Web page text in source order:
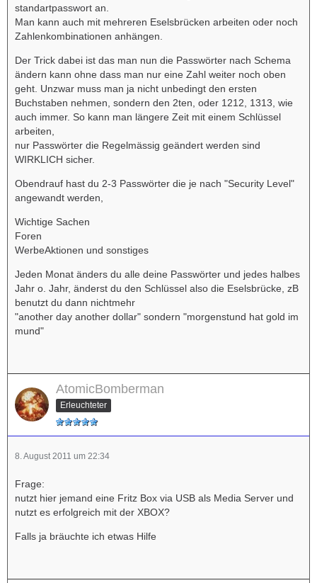
standartpasswort an.
Man kann auch mit mehreren Eselsbrücken arbeiten oder noch
Zahlenkombinationen anhängen.
Der Trick dabei ist das man nun die Passwörter nach Schema
ändern kann ohne dass man nur eine Zahl weiter noch oben
geht. Unzwar muss man ja nicht unbedingt den ersten
Buchstaben nehmen, sondern den 2ten, oder 1212, 1313, wie
auch immer. So kann man längere Zeit mit einem Schlüssel
arbeiten,
nur Passwörter die Regelmässig geändert werden sind
WIRKLICH sicher.
Obendrauf hast du 2-3 Passwörter die je nach "Security Level"
angewandt werden,
Wichtige Sachen
Foren
WerbeAktionen und sonstiges
Jeden Monat änders du alle deine Passwörter und jedes halbes
Jahr o. Jahr, änderst du den Schlüssel also die Eselsbrücke, zB
benutzt du dann nichtmehr
"another day another dollar" sondern "morgenstund hat gold im
mund"
AtomicBomberman
Erleuchteter
8. August 2011 um 22:34
Frage:
nutzt hier jemand eine Fritz Box via USB als Media Server und
nutzt es erfolgreich mit der XBOX?
Falls ja bräuchte ich etwas Hilfe